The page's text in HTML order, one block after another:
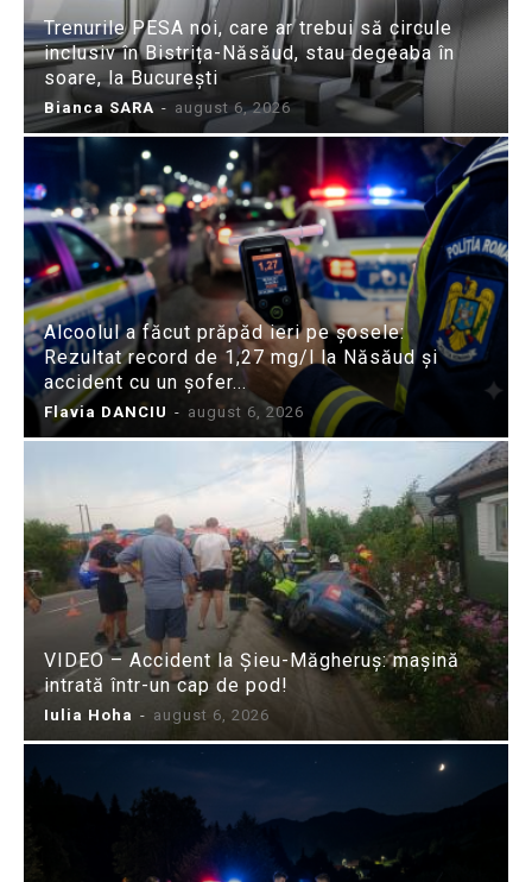
Trenurile PESA noi, care ar trebui să circule
inclusiv în Bistrița-Năsăud, stau degeaba în
soare, la București
Bianca SARA - august 6, 2026
Alcoolul a făcut prăpăd ieri pe șosele:
Rezultat record de 1,27 mg/l la Năsăud și
accident cu un șofer...
Flavia DANCIU - august 6, 2026
VIDEO – Accident la Șieu-Măgheruș: mașină
intrată într-un cap de pod!
Iulia Hoha - august 6, 2026